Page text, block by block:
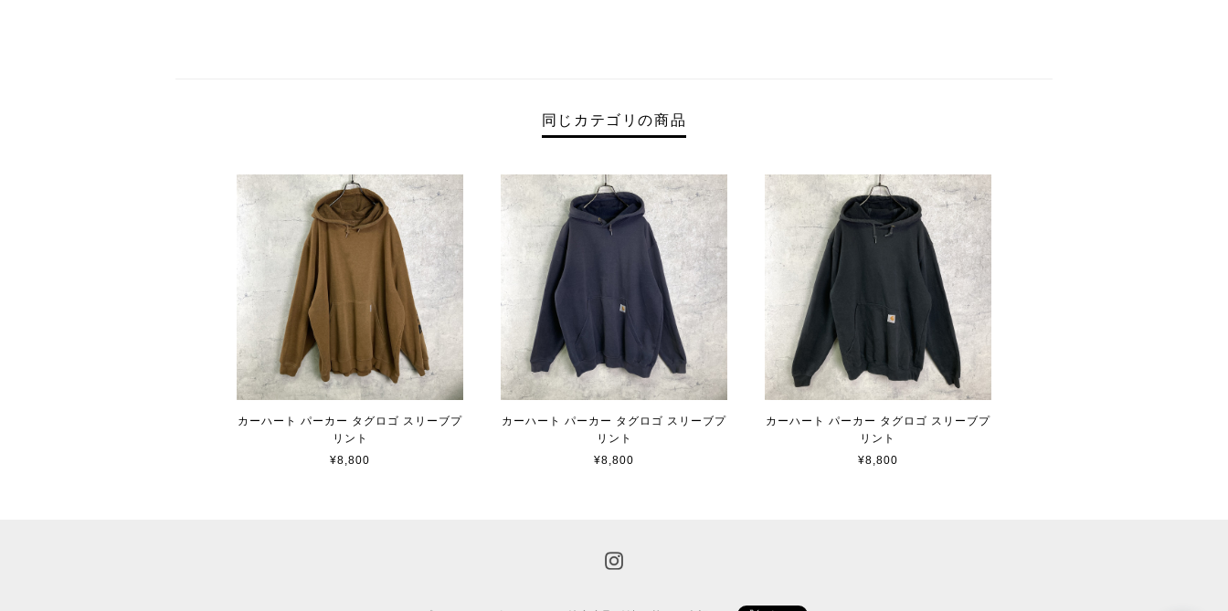
同じカテゴリの商品
カーハート パーカー タグロゴ スリーブプ
リント
¥8,800
カーハート パーカー タグロゴ スリーブプ
リント
¥8,800
カーハート パーカー タグロゴ スリーブプ
リント
¥8,800